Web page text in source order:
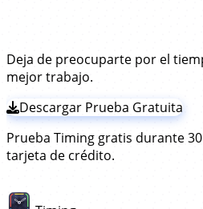
instalar ninguna extensión o
descarga e instala la aplicación
Deja de preocuparte por el
mejor trabajo.
Descargar Prueba Gratuita
Prueba Timing gratis durante
tarjeta de crédito.